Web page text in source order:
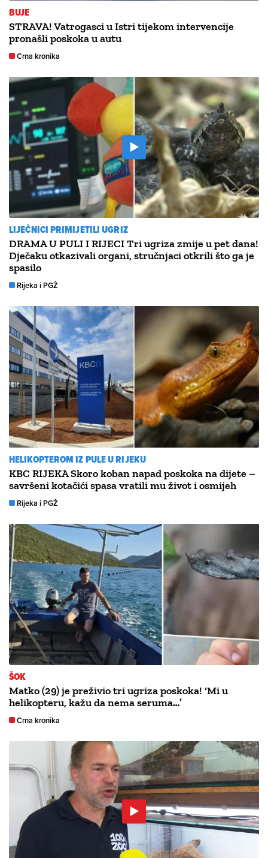
BUJE
STRAVA! Vatrogasci u Istri tijekom intervencije
pronašli poskoka u autu
Crna kronika
LIJEČNICI PRIMIJETILI UGRIZ
DRAMA U PULI I RIJECI Tri ugriza zmije u pet dana!
Dječaku otkazivali organi, stručnjaci otkrili što ga je
spasilo
Rijeka i PGŽ
HELIKOPTEROM IZ PULE U RIJEKU
KBC RIJEKA Skoro koban napad poskoka na dijete –
savršeni kotačići spasa vratili mu život i osmijeh
Rijeka i PGŽ
ŠOK
Matko (29) je preživio tri ugriza poskoka! ‘Mi u
helikopteru, kažu da nema seruma…’
Crna kronika